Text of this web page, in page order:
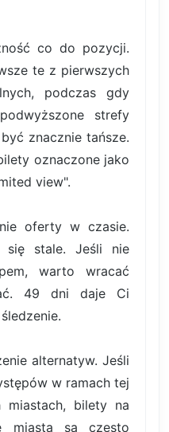
co do pozycji.
te z pierwszych
podczas gdy
strefy
znacznie tańsze.
oznaczone jako
view".
oferty w czasie.
się stale. Jeśli nie
warto wracać
49 dni daje Ci
alternatyw. Jeśli
w ramach tej
bilety na
miasta są często